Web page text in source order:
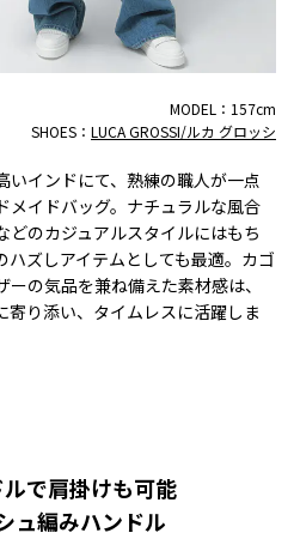
MODEL：157cm
SHOES： LUCA GROSSI/ルカ グロッシ
いインドにて、熟練の職人が一点
メイドバッグ。ナチュラルな風合
どのカジュアルスタイルにはもち
ハズしアイテムとしても最適。カゴ
の気品を兼ね備えた素材感は、
り添い、タイムレスに活躍しま
で肩掛けも可能
ュ編みハンドル